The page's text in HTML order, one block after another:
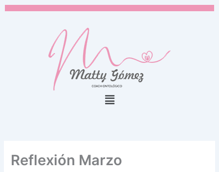
Menú
Reflexión Marzo